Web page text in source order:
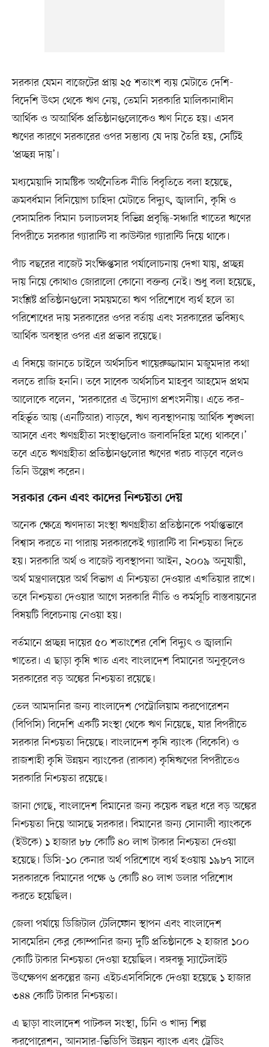
সরকার যেমন বাজেটের প্রায় ২৫ শতাংশ ব্যয় মেটাতে দেশি-
বিদেশি উৎস থেকে ঋণ নেয়, তেমনি সরকারি মালিকানাধীন
আর্থিক ও অআর্থিক প্রতিষ্ঠানগুলোকেও ঋণ নিতে হয়। এসব
ঋণের কারণে সরকারের ওপর সম্ভাব্য যে দায় তৈরি হয়, সেটিই
‘প্রচ্ছন্ন দায়’।
মধ্যমেয়াদি সামষ্টিক অর্থনৈতিক নীতি বিবৃতিতে বলা হয়েছে,
ক্রমবর্ধমান বিনিয়োগ চাহিদা মেটাতে বিদ্যুৎ, জ্বালানি, কৃষি ও
বেসামরিক বিমান চলাচলসহ বিভিন্ন প্রবৃদ্ধি-সঞ্চারি খাতের ঋণের
বিপরীতে সরকার গ্যারান্টি বা কাউন্টার গ্যারান্টি দিয়ে থাকে।
পাঁচ বছরের বাজেট সংক্ষিপ্তসার পর্যালোচনায় দেখা যায়, প্রচ্ছন্ন
দায় নিয়ে কোথাও জোরালো কোনো বক্তব্য নেই। শুধু বলা হয়েছে,
সংশ্লিষ্ট প্রতিষ্ঠানগুলো সময়মতো ঋণ পরিশোধে ব্যর্থ হলে তা
পরিশোধের দায় সরকারের ওপর বর্তায় এবং সরকারের ভবিষ্যৎ
আর্থিক অবস্থার ওপর এর প্রভাব রয়েছে।
এ বিষয়ে জানতে চাইলে অর্থসচিব খায়েরুজ্জামান মজুমদার কথা
বলতে রাজি হননি। তবে সাবেক অর্থসচিব মাহবুব আহমেদ প্রথম
আলোকে বলেন, ‘সরকারের এ উদ্যোগ প্রশংসনীয়। এতে কর–
বহির্ভূত আয় (এনটিআর) বাড়বে, ঋণ ব্যবস্থাপনায় আর্থিক শৃঙ্খলা
আসবে এবং ঋণগ্রহীতা সংস্থাগুলোও জবাবদিহির মধ্যে থাকবে।’
তবে এতে ঋণগ্রহীতা প্রতিষ্ঠানগুলোর ঋণের খরচ বাড়বে বলেও
তিনি উল্লেখ করেন।
সরকার কেন এবং কাদের নিশ্চয়তা দেয়
অনেক ক্ষেত্রে ঋণদাতা সংস্থা ঋণগ্রহীতা প্রতিষ্ঠানকে পর্যাপ্তভাবে
বিশ্বাস করতে না পারায় সরকারকেই গ্যারান্টি বা নিশ্চয়তা দিতে
হয়। সরকারি অর্থ ও বাজেট ব্যবস্থাপনা আইন, ২০০৯ অনুযায়ী,
অর্থ মন্ত্রণালয়ের অর্থ বিভাগ এ নিশ্চয়তা দেওয়ার এখতিয়ার রাখে।
তবে নিশ্চয়তা দেওয়ার আগে সরকারি নীতি ও কর্মসূচি বাস্তবায়নের
বিষয়টি বিবেচনায় নেওয়া হয়।
বর্তমানে প্রচ্ছন্ন দায়ের ৫০ শতাংশের বেশি বিদ্যুৎ ও জ্বালানি
খাতের। এ ছাড়া কৃষি খাত এবং বাংলাদেশ বিমানের অনুকূলেও
সরকারের বড় অঙ্কের নিশ্চয়তা রয়েছে।
তেল আমদানির জন্য বাংলাদেশ পেট্রোলিয়াম করপোরেশন
(বিপিসি) বিদেশি একটি সংস্থা থেকে ঋণ নিয়েছে, যার বিপরীতে
সরকার নিশ্চয়তা দিয়েছে। বাংলাদেশ কৃষি ব্যাংক (বিকেবি) ও
রাজশাহী কৃষি উন্নয়ন ব্যাংকের (রাকাব) কৃষিঋণের বিপরীতেও
সরকারি নিশ্চয়তা রয়েছে।
জানা গেছে, বাংলাদেশ বিমানের জন্য কয়েক বছর ধরে বড় অঙ্কের
নিশ্চয়তা দিয়ে আসছে সরকার। বিমানের জন্য সোনালী ব্যাংককে
(ইউকে) ১ হাজার ৮৮ কোটি ৪০ লাখ টাকার নিশ্চয়তা দেওয়া
হয়েছে। ডিসি-১০ কেনার অর্থ পরিশোধে ব্যর্থ হওয়ায় ১৯৮৭ সালে
সরকারকে বিমানের পক্ষে ৬ কোটি ৪০ লাখ ডলার পরিশোধ
করতে হয়েছিল।
জেলা পর্যায়ে ডিজিটাল টেলিফোন স্থাপন এবং বাংলাদেশ
সাবমেরিন কেব্ল কোম্পানির জন্য দুটি প্রতিষ্ঠানকে ২ হাজার ১০০
কোটি টাকার নিশ্চয়তা দেওয়া হয়েছিল। বঙ্গবন্ধু স্যাটেলাইট
উৎক্ষেপণ প্রকল্পের জন্য এইচএসবিসিকে দেওয়া হয়েছে ১ হাজার
৩৪৪ কোটি টাকার নিশ্চয়তা।
এ ছাড়া বাংলাদেশ পাটকল সংস্থা, চিনি ও খাদ্য শিল্প
করপোরেশন, আনসার-ভিডিপি উন্নয়ন ব্যাংক এবং ট্রেডিং